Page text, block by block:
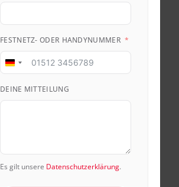
FESTNETZ- ODER HANDYNUMMER
Germany
DEINE MITTEILUNG
Es gilt unsere Datenschutzerklärung.